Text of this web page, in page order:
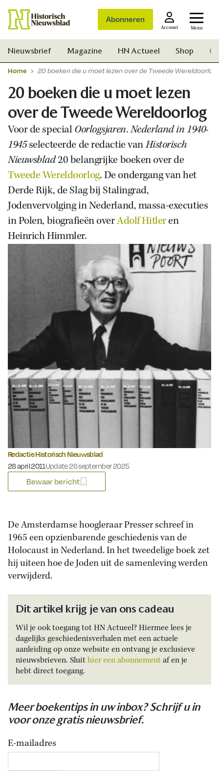
Abonneren
Account Menu
Zoek
Nieuwsbrief Magazine HN Actueel Shop
Home 20 boeken die u moet lezen over de Tweede Wereldoorlog
20 boeken die u moet lezen
over de Tweede Wereldoorlog
Voor de specialOorlogsjaren. Nederland in 1940-
1945selecteerde de redactie vanHistorisch
Nieuwsblad20 belangrijke boeken over de
Tweede Wereldoorlog. De ondergang van het
Derde Rijk, de Slag bij Stalingrad,
Jodenvervolging in Nederland, massa-executies
in Polen, biografieën overAdolf Hitleren
Heinrich Himmler.
Redactie Historisch Nieuwsblad
Gepubliceerd op:
28 april 2011Update 26 september 2025
Bewaar bericht
De Amsterdamse hoogleraar Presser schreef in
1965 een opzienbarende geschiedenis van de
Holocaust in Nederland. In het tweedelige boek zet
hij uiteen hoe de Joden uit de samenleving werden
verwijderd.
Dit artikel krijg je van ons cadeau
Wil je ook toegang tot HN Actueel? Hiermee lees je
dagelijks geschiedenisverhalen met een actuele
aanleiding op onze website en ontvang je exclusieve
nieuwsbrieven. Sluithier een abonnementaf en je
hebt direct toegang.
Meer boekentips in uw inbox? Schrijf u in
voor onze gratis nieuwsbrief.
E-mailadres